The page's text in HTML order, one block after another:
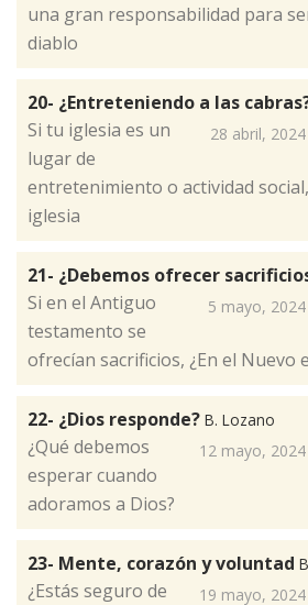
una gran responsabilidad para
diablo
20- ¿Entreteniendo a las
28 abril, 2024
Si tu iglesia es un
lugar de
entretenimiento o actividad
iglesia
21- ¿Debemos ofrecer
5 mayo, 2024
Si en el Antiguo
testamento se
ofrecían sacrificios, ¿En el Nuevo
22- ¿Dios responde? B. Lozano
12 mayo, 2024
¿Qué debemos
esperar cuando
adoramos a Dios?
23- Mente, corazón y voluntad
19 mayo, 2024
¿Estás seguro de